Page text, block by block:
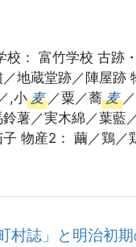
校： 富竹学校 古跡
地蔵堂跡／陣屋跡
,小 麦 ／粟／蕎 麦
薯／実木綿／葉藍
物産2： 繭／鶏／
村誌」と明治初